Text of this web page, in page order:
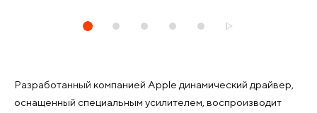
Разработанный компанией Apple динамический драйвер,
оснащенный специальным усилителем, воспроизводит